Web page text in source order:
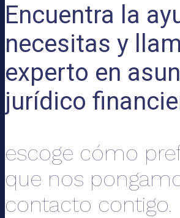
Encuentra la
necesitas y
experto en
jurídico
escoge cómo
que nos
contacto contigo.